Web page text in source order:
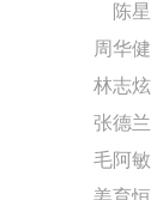
陈星
周华健
林志炫
张德兰
毛阿敏